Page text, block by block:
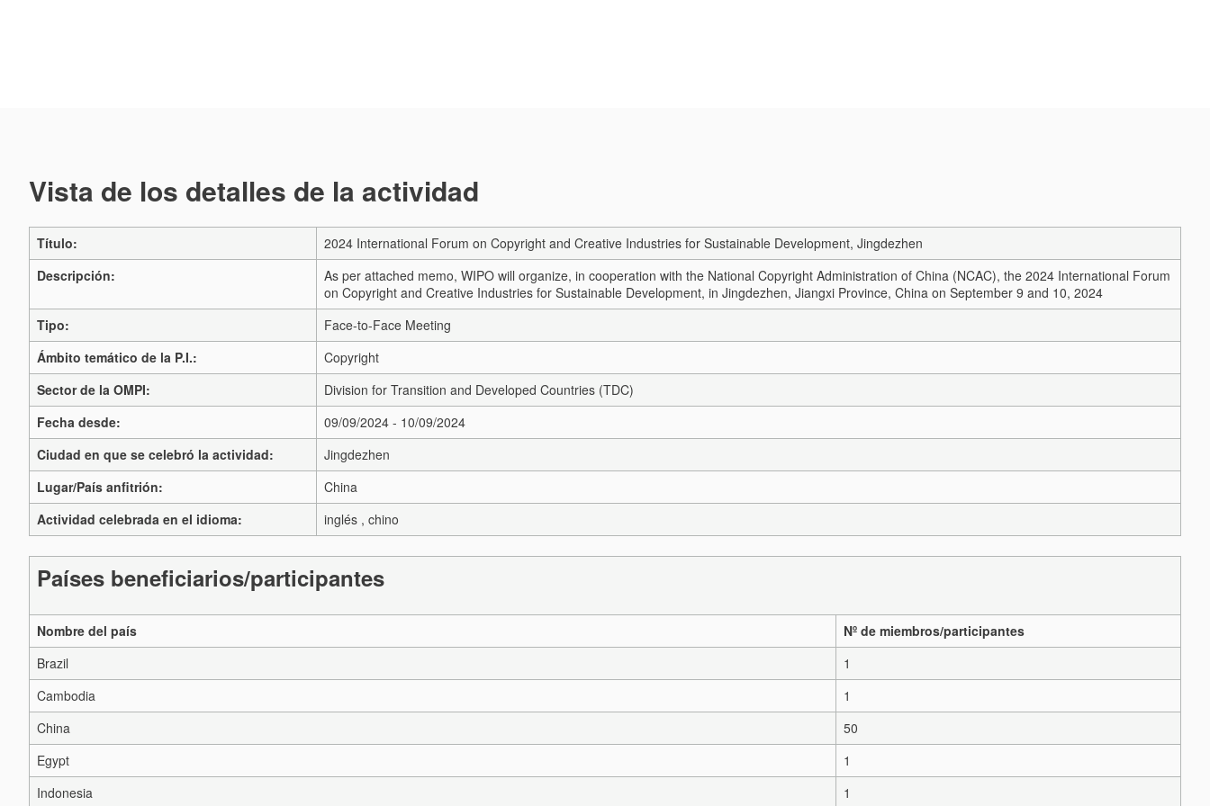
Vista de los detalles de la actividad
Título:
2024 International Forum on Copyright and Creative Industries for Sustainable Development, Jingdezhen
Descripción:
As per attached memo, WIPO will organize, in cooperation with the National Copyright Administration of China (NCAC), the 2024 International Forum
on Copyright and Creative Industries for Sustainable Development, in Jingdezhen, Jiangxi Province, China on September 9 and 10, 2024
Tipo:
Face-to-Face Meeting
Ámbito temático de la P.I.:
Copyright
Sector de la OMPI:
Division for Transition and Developed Countries (TDC)
Fecha desde:
09/09/2024 - 10/09/2024
Ciudad en que se celebró la actividad:
Jingdezhen
Lugar/País anfitrión:
China
Actividad celebrada en el idioma:
inglés , chino
Países beneficiarios/participantes
Nombre del país
Nº de miembros/participantes
Brazil
1
Cambodia
1
China
50
Egypt
1
Indonesia
1